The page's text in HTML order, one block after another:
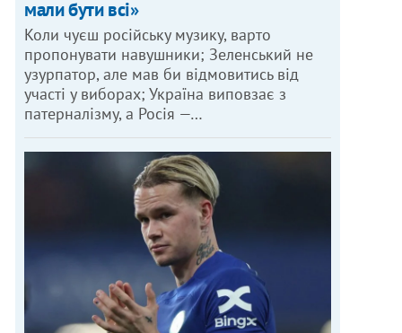
мали бути всі»
Коли чуєш російську музику, варто
пропонувати навушники; Зеленський не
узурпатор, але мав би відмовитись від
участі у виборах; Україна виповзає з
патерналізму, а Росія —…